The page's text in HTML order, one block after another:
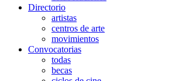
Directorio
artistas
centros de arte
movimientos
Convocatorias
todas
becas